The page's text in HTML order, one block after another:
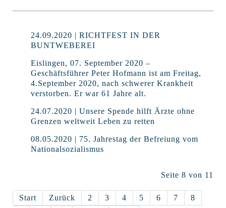
24.09.2020 | RICHTFEST IN DER
BUNTWEBEREI
Eislingen, 07. September 2020 –
Geschäftsführer Peter Hofmann ist am Freitag,
4.September 2020, nach schwerer Krankheit
verstorben. Er war 61 Jahre alt.
24.07.2020 | Unsere Spende hilft Ärzte ohne
Grenzen weltweit Leben zu retten
08.05.2020 | 75. Jahrestag der Befreiung vom
Nationalsozialismus
Seite 8 von 11
Start Zurück 2 3 4 5 6 7
8